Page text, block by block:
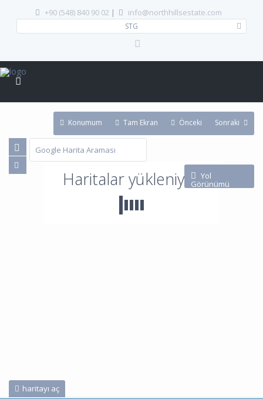
+90 (548) 840 90 02 | info@northhillsestate.com
STG
Haritalar yükleniyor
haritayı aç
Konumum Tam Ekran Önceki Sonraki
Yol
Görünümü